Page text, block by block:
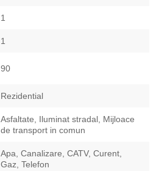
1
1
90
Rezidential
Asfaltate, Iluminat stradal, Mijloace
de transport in comun
Apa, Canalizare, CATV, Curent,
Gaz, Telefon